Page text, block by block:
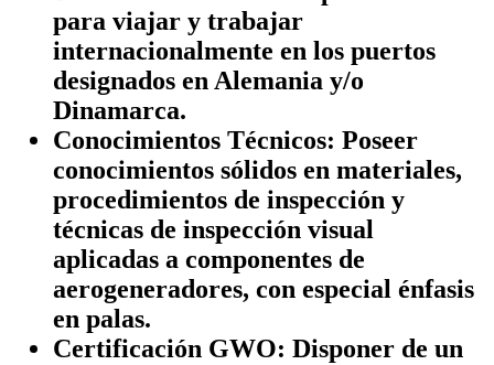
para viajar y trabajar
internacionalmente en los puertos
designados en Alemania y/o
Dinamarca.
Conocimientos Técnicos: Poseer
conocimientos sólidos en materiales,
procedimientos de inspección y
técnicas de inspección visual
aplicadas a componentes de
aerogeneradores, con especial énfasis
en palas.
Certificación GWO: Disponer de un